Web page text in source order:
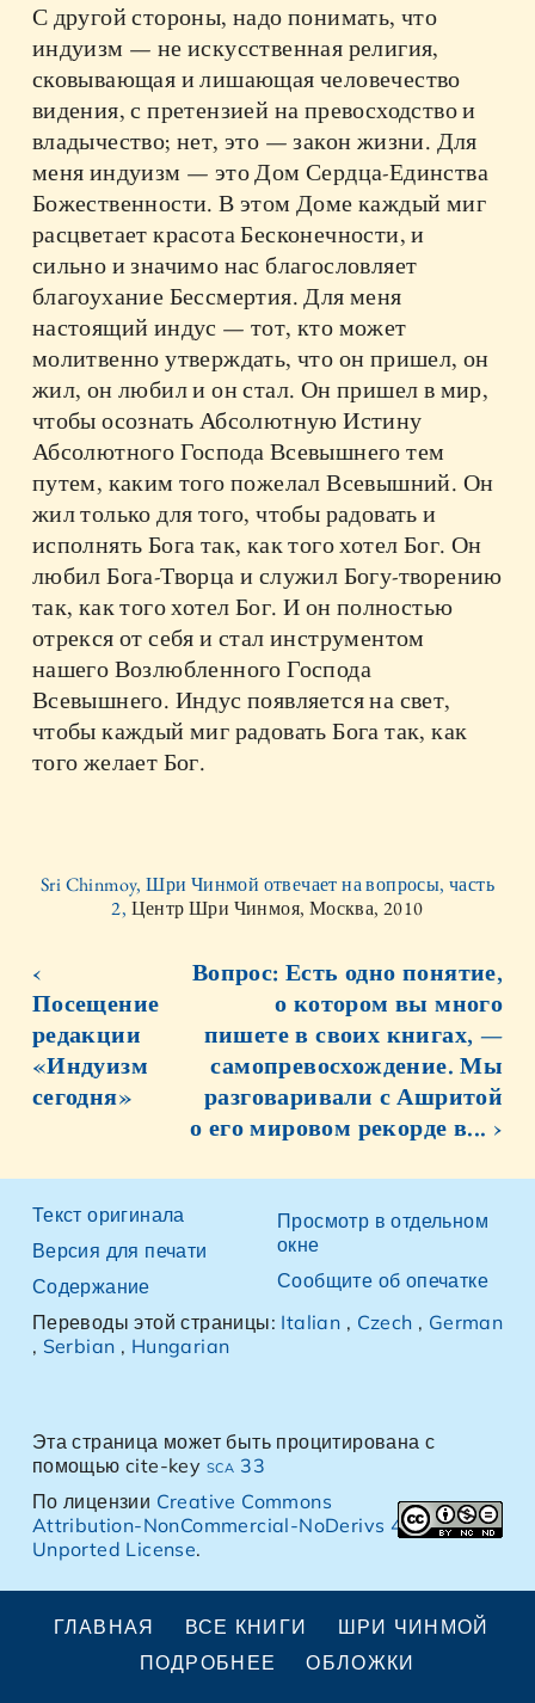
С другой стороны, надо понимать, что
индуизм — не искусственная религия,
сковывающая и лишающая человечество
видения, с претензией на превосходство и
владычество; нет, это — закон жизни. Для
меня индуизм — это Дом Сердца-Единства
Божественности. В этом Доме каждый миг
расцветает красота Бесконечности, и
сильно и значимо нас благословляет
благоухание Бессмертия. Для меня
настоящий индус — тот, кто может
молитвенно утверждать, что он пришел, он
жил, он любил и он стал. Он пришел в мир,
чтобы осознать Абсолютную Истину
Абсолютного Господа Всевышнего тем
путем, каким того пожелал Всевышний. Он
жил только для того, чтобы радовать и
исполнять Бога так, как того хотел Бог. Он
любил Бога-Творца и служил Богу-творению
так, как того хотел Бог. И он полностью
отрекся от себя и стал инструментом
нашего Возлюбленного Господа
Всевышнего. Индус появляется на свет,
чтобы каждый миг радовать Бога так, как
того желает Бог.
Sri Chinmoy, Шри Чинмой отвечает на вопросы, часть
2, Центр Шри Чинмоя, Москва, 2010
‹
Посещение
редакции
«Индуизм
сегодня»
Вопрос: Есть одно понятие,
о котором вы много
пишете в своих книгах, —
самопревосхождение. Мы
разговаривали с Ашритой
о его мировом рекорде в... ›
Текст оригинала
Версия для печати
Содержание
Просмотр в отдельном
окне
Сообщите об опечатке
Переводы этой страницы: Italian , Czech , German
, Serbian , Hungarian
Эта страница может быть процитирована с
помощью cite-key sca 33
По лицензии Creative Commons
Attribution-NonCommercial-NoDerivs 4.0
Unported License.
ГЛАВНАЯ ВСЕ КНИГИ
ШРИ ЧИНМОЙ
ПОДРОБНЕЕ
ОБЛОЖКИ